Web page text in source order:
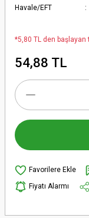
Havale/EFT
*5,80 TL den başlayan
54,88 TL
Fiyatı Alarmı